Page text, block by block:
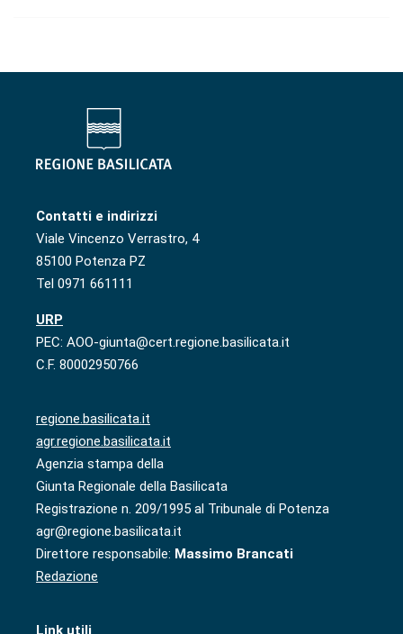
Contatti e indirizzi
Viale Vincenzo Verrastro, 4
85100 Potenza PZ
Tel 0971 661111
URP
PEC: AOO-giunta@cert.regione.basilicata.it
C.F. 80002950766
regione.basilicata.it
agr.regione.basilicata.it
Agenzia stampa della
Giunta Regionale della Basilicata
Registrazione n. 209/1995 al Tribunale di Potenza
agr@regione.basilicata.it
Direttore responsabile: Massimo Brancati
Redazione
Link utili